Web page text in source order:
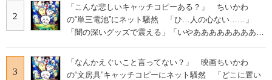
2
「こんな悲しいキャッチコピーある？」 ちいかわ
の“単三電池”にネット騒然 「ひ…人の心ない……」
「闇の深いグッズで震える」「いやあああああああああ
3
「なんかえぐいこと言ってない？」 映画ちいかわ
の“文房具”キャッチコピーにネット騒然 「どこに置い